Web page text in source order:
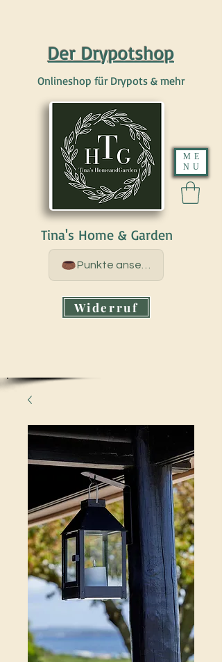
Der Drypotshop
Onlineshop für Drypots & mehr
ME
NU
Tina's Home & Garden
Widerruf